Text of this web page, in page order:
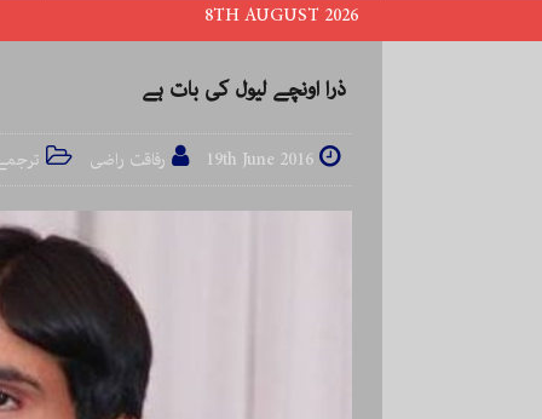
8TH AUGUST 2026
ذرا اونچے لیول کی بات ہے
19th June 2016 رفاقت راضی